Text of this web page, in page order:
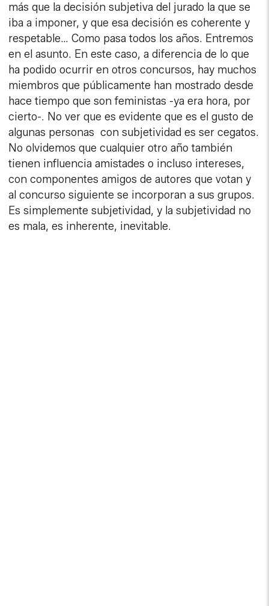
más que la decisión subjetiva del jurado la que se
iba a imponer, y que esa decisión es coherente y
respetable… Como pasa todos los años. Entremos
en el asunto. En este caso, a diferencia de lo que
ha podido ocurrir en otros concursos, hay muchos
miembros que públicamente han mostrado desde
hace tiempo que son feministas -ya era hora, por
cierto-. No ver que es evidente que es el gusto de
algunas personas con subjetividad es ser cegatos.
No olvidemos que cualquier otro año también
tienen influencia amistades o incluso intereses,
con componentes amigos de autores que votan y
al concurso siguiente se incorporan a sus grupos.
Es simplemente subjetividad, y la subjetividad no
es mala, es inherente, inevitable.